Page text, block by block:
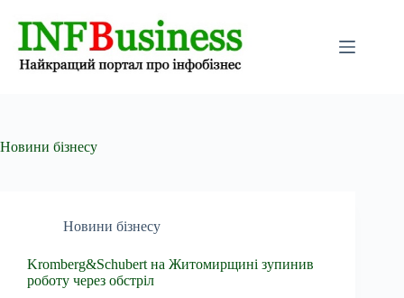
Новини бізнесу
Новини бізнесу
Kromberg&Schubert на Житомирщині зупинив
роботу через обстріл